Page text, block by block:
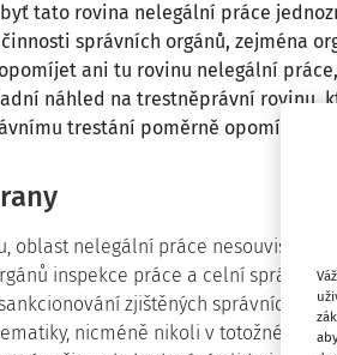
tato rovina nelegální práce
správních orgánů, zejména
ani tu rovinu nelegální
náhled na trestněprávní rovinu,
trestání poměrně opomíjena,
oblast nelegální práce nesouvisí
inspekce práce a celní správy a
zjištěných správních
nicméně nikoli v totožném